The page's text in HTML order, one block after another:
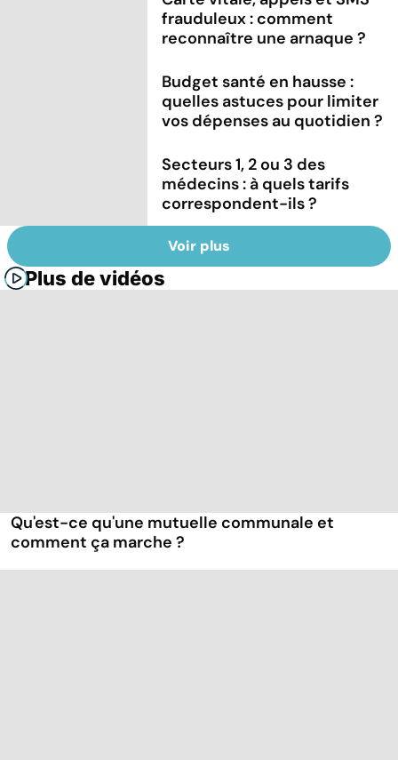
frauduleux : comment
reconnaître une arnaque ?
Budget santé en hausse :
quelles astuces pour limiter
vos dépenses au quotidien ?
Secteurs 1, 2 ou 3 des
médecins : à quels tarifs
correspondent-ils ?
Voir plus
Plus de vidéos
Qu'est-ce qu'une mutuelle communale et
comment ça marche ?